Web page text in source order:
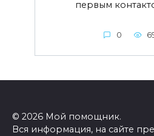
первым
0
© 2026 Мой помощник.
Вся информация, на сайте